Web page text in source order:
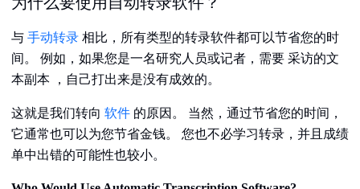
与 手动转录 相比，所有类型的转录软件都可以节省您的时
间。 例如，如果您是一名研究人员或记者，需要 采访的文
本副本 ，自己打出来是没有成效的。
这就是我们转向 软件 的原因。 当然，通过节省您的时间，
它通常也可以为您节省金钱。 您也不必学习转录，并且成绩
单中出错的可能性也较小。